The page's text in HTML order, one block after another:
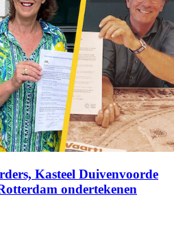
Kasteel Duivenvoorde
ondertekenen